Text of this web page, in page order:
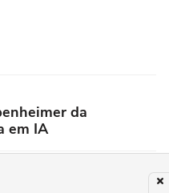
da
em IA